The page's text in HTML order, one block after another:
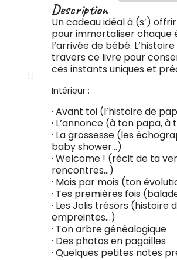
Description
Un cadeau idéal à (s’)
pour immortaliser chaque
l’arrivée de bébé.
travers ce livre pour
ces instants uniques et
Intérieur :
· Avant toi (l’histoire de
· L’annonce (à ton papa,
· La grossesse (les
baby shower…)
· Welcome ! (récit de ta
rencontres…)
· Mois par mois (ton
· Tes premières fois
· Les Jolis trésors (histoire
empreintes…)
· Ton arbre généalogique
· Des photos en pagailles
· Quelques petites notes